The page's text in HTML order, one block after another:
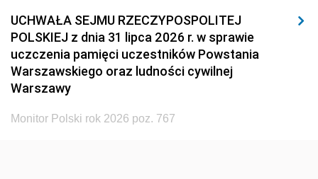
UCHWAŁA SEJMU RZECZYPOSPOLITEJ
POLSKIEJ z dnia 31 lipca 2026 r. w sprawie
uczczenia pamięci uczestników Powstania
Warszawskiego oraz ludności cywilnej
Warszawy
Monitor Polski rok 2026 poz. 767